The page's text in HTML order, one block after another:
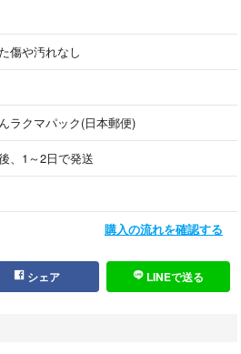
ける方のみご購入願います。
す。購入された時間が早い方とお取引きさ
ャンセルの場合もありますのでご了承くだ
ー★☆ーー
傷や汚れなし
ラクマパック(日本郵便)
、1～2日で発送
購入の流れを確認する
シェア LINEで送る